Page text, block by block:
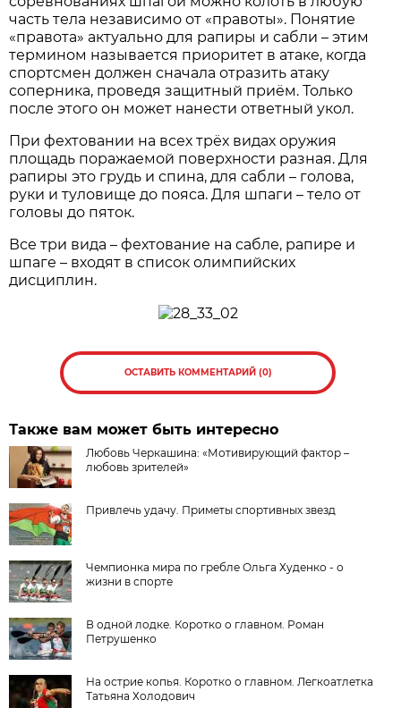
часть тела независимо от «правоты». Понятие
«правота» актуально для рапиры и сабли – этим
термином называется приоритет в атаке, когда
спортсмен должен сначала отразить атаку
соперника, проведя защитный приём. Только
после этого он может нанести ответный укол.
При фехтовании на всех трёх видах оружия
площадь поражаемой поверхности разная. Для
рапиры это грудь и спина, для сабли – голова,
руки и туловище до пояса. Для шпаги – тело от
головы до пяток.
Все три вида – фехтование на сабле, рапире и
шпаге – входят в список олимпийских
дисциплин.
ОСТАВИТЬ КОММЕНТАРИЙ (0)
Также вам может быть интересно
Любовь Черкашина: «Мотивирующий фактор –
любовь зрителей»
Привлечь удачу. Приметы спортивных звезд
Чемпионка мира по гребле Ольга Худенко - о
жизни в спорте
В одной лодке. Коротко о главном. Роман
Петрушенко
На острие копья. Коротко о главном. Легкоатлетка
Татьяна Холодович